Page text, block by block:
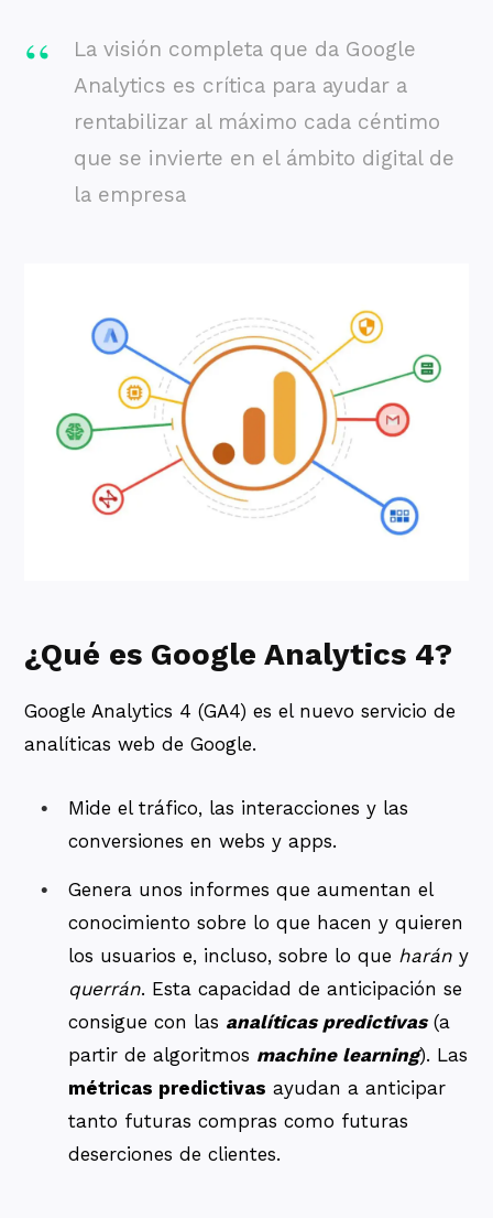
La visión completa que da Google
Analytics es crítica para ayudar a
rentabilizar al máximo cada céntimo
que se invierte en el ámbito digital de
la empresa
¿Qué es Google Analytics 4?
Google Analytics 4 (GA4) es el nuevo servicio de
analíticas web de Google.
Mide el tráfico, las interacciones y las
conversiones en webs y apps.
Genera unos informes que aumentan el
conocimiento sobre lo que hacen y quieren
los usuarios e, incluso, sobre lo que harán y
querrán. Esta capacidad de anticipación se
consigue con las analíticas predictivas(a
partir de algoritmos machine learning). Las
métricas predictivas ayudan a anticipar
tanto futuras compras como futuras
deserciones de clientes.